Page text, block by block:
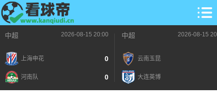
中超 2026-08-15 20:00
上海申花 0
河南队 0
中超 2026-08-15
云南玉昆
大连英博